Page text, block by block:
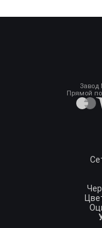
Завод
Прямой